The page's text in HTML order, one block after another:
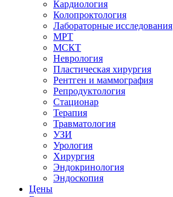
Кардиология
Колопроктология
Лабораторные исследования
МРТ
МСКТ
Неврология
Пластическая хирургия
Рентген и маммография
Репродуктология
Стационар
Терапия
Травматология
УЗИ
Урология
Хирургия
Эндокринология
Эндоскопия
Цены